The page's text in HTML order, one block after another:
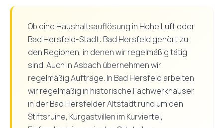
Ob eine Haushaltsauflösung in Hohe Luft oder
Bad Hersfeld-Stadt: Bad Hersfeld gehört zu
den Regionen, in denen wir regelmäßig tätig
sind. Auch in Asbach übernehmen wir
regelmäßig Aufträge. In Bad Hersfeld arbeiten
wir regelmäßig in historische Fachwerkhäuser
in der Bad Hersfelder Altstadt rund um den
Stiftsruine, Kurgastvillen im Kurviertel,